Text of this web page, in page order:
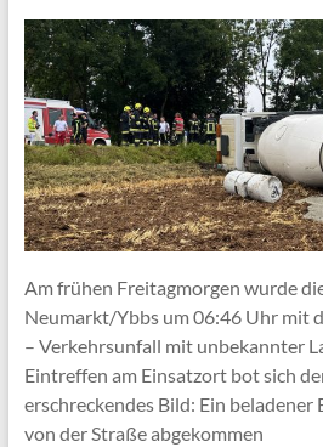
Am frühen Freitagmorgen wurde
Neumarkt/Ybbs um 06:46 Uhr mit
– Verkehrsunfall mit unbekannter
Eintreffen am Einsatzort bot sich
erschreckendes Bild: Ein
von der Straße abgekommen